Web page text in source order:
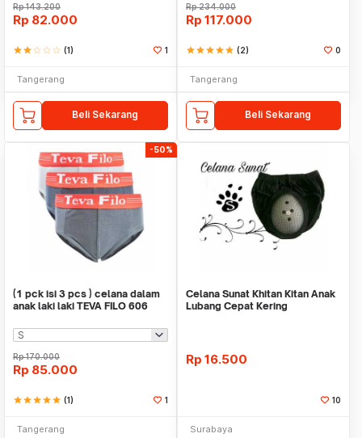
Rp143.200
Rp 82.000
starstarstar_borderstar_borderstar_border (1) 1
Tangerang
Beli Sekarang
Rp234.000
Rp 117.000
starstarstarstarstar (2) 0
Tangerang
Beli Sekarang
-50%
(1 pck isi 3 pcs ) celana dalam
anak laki laki TEVA FILO 606
Rp170.000
Rp 85.000
starstarstarstarstar (1) 1
Tangerang
Celana Sunat Khitan Kitan Anak
Lubang Cepat Kering
Rp 16.500
10
Surabaya